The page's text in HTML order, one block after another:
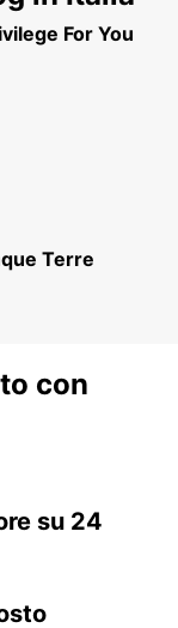
For You
Terre
con
su 24